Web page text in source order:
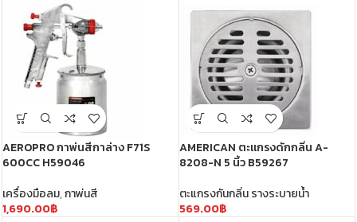
AEROPRO กาพ่นสีกาล่าง F71S
600CC H59046
เครื่องมือลม,กาพ่นสี
1,690.00฿
AMERICAN ตะแกรงดักกลิ่น A-
8208-N 5 นิ้ว B59267
ตะแกรงกันกลิ่น รางระบายน้ำ
569.00฿